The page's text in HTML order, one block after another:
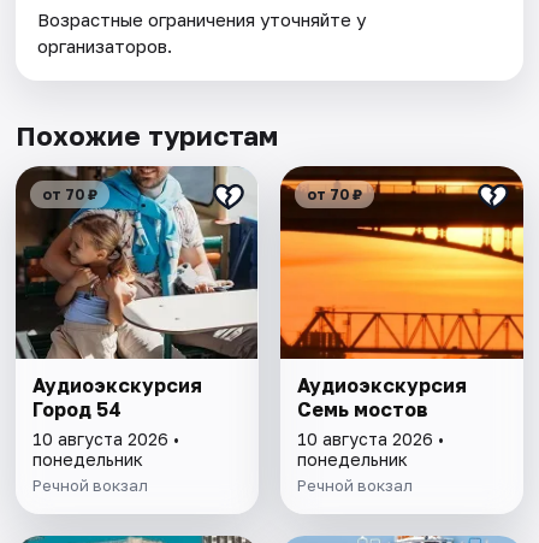
Возрастные ограничения уточняйте у
организаторов.
Похожие туристам
от 70 ₽
Аудиоэкскурсия
Город 54
10 августа 2026 •
понедельник
Речной вокзал
от 70 ₽
Аудиоэкскурсия
Семь мостов
10 августа 2026 •
понедельник
Речной вокзал